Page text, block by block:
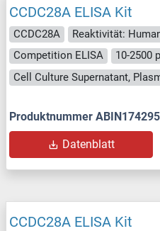
CCDC28A ELISA Kit
CCDC28A Reaktivität:
Competition ELISA
10-2500
Produktnummer
Datenblatt
CCDC28A ELISA Kit